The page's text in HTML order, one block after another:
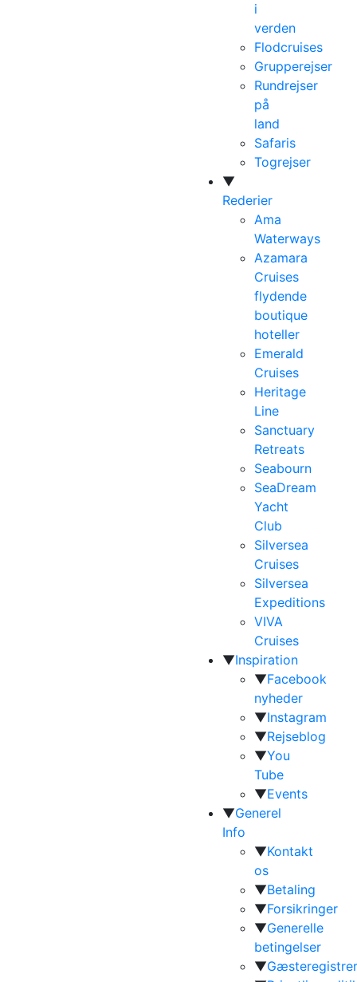
i
verden
Flodcruises
Grupperejser
Rundrejser
på
land
Safaris
Togrejser
▼
Rederier
Ama
Waterways
Azamara
Cruises
flydende
boutique
hoteller
Emerald
Cruises
Heritage
Line
Sanctuary
Retreats
Seabourn
SeaDream
Yacht
Club
Silversea
Cruises
Silversea
Expeditions
VIVA
Cruises
▼Inspiration
▼Facebook
nyheder
▼Instagram
▼Rejseblog
▼You
Tube
▼Events
▼Generel
Info
▼Kontakt
os
▼Betaling
▼Forsikringer
▼Generelle
betingelser
▼